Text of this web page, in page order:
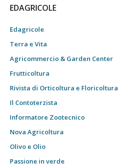
EDAGRICOLE
Edagricole
Terra e Vita
Agricommercio & Garden Center
Frutticoltura
Rivista di Orticoltura e Floricoltura
Il Contoterzista
Informatore Zootecnico
Nova Agricoltura
Olivo e Olio
Passione in verde